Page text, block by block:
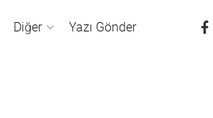
Diğer Yazı Gönder